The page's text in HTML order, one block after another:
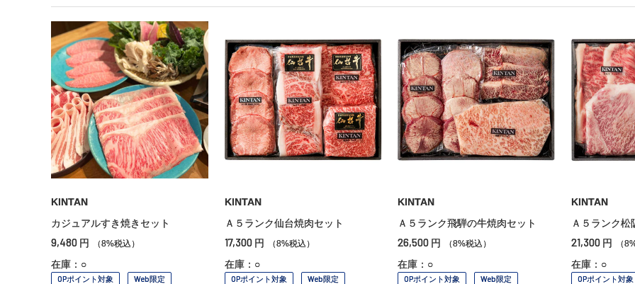
KINTAN
カジュアルすき焼きセット
9,480 円 （8%税込）
在庫：○
OPポイント対象
Web限定
KINTAN
Ａ５ランク仙台焼肉セット
17,300 円 （8%税込）
在庫：○
OPポイント対象
Web限定
KINTAN
Ａ５ランク飛騨の牛焼肉セット
26,500 円 （8%税込）
在庫：○
OPポイント対象
Web限定
KINTAN
Ａ５ランク松
21,300 円 （
在庫：○
OPポイント対象